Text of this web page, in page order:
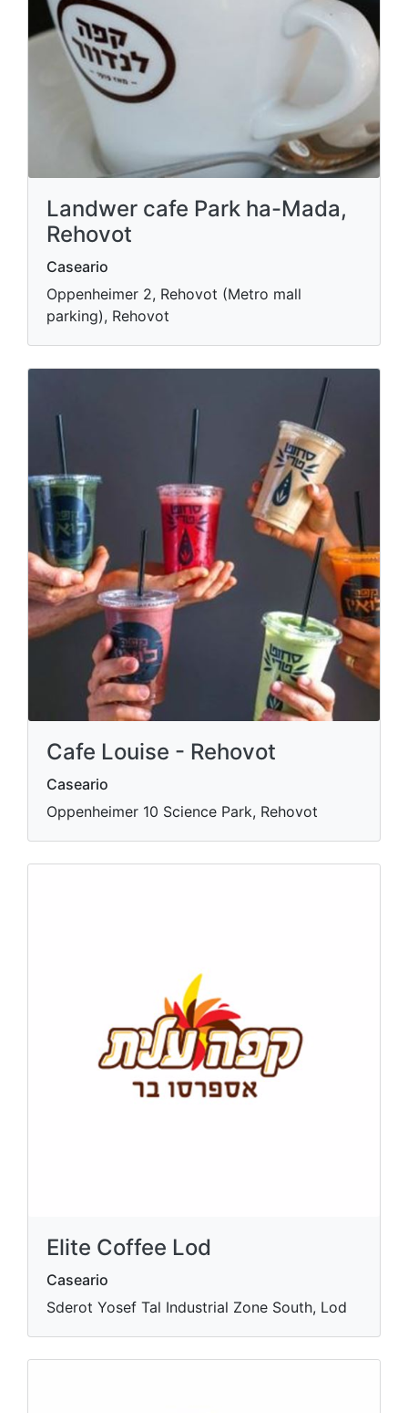
Landwer cafe Park ha-Mada,
Rehovot
Caseario
Oppenheimer 2, Rehovot (Metro mall
parking), Rehovot
Cafe Louise - Rehovot
Caseario
Oppenheimer 10 Science Park, Rehovot
Elite Coffee Lod
Caseario
Sderot Yosef Tal Industrial Zone South, Lod